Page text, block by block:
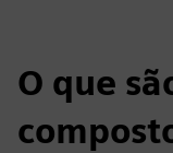
O que